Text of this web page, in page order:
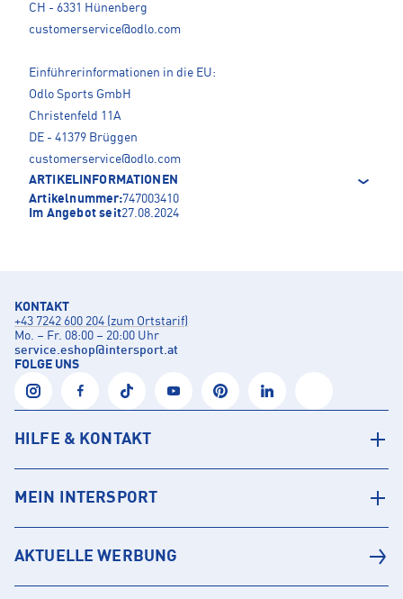
CH - 6331 Hünenberg
customerservice@odlo.com
Einführerinformationen in die EU:
Odlo Sports GmbH
Christenfeld 11A
DE - 41379 Brüggen
customerservice@odlo.com
ARTIKELINFORMATIONEN
Artikelnummer:747003410
Im Angebot seit27.08.2024
KONTAKT
+43 7242 600 204 (zum Ortstarif)
Mo. – Fr. 08:00 – 20:00 Uhr
service.eshop@intersport.at
FOLGE UNS
HILFE & KONTAKT
MEIN INTERSPORT
AKTUELLE WERBUNG